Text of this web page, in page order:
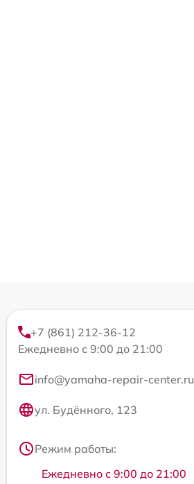
+7 (861) 212-36-12
Ежедневно с 9:00 до 21:00
info@yamaha-repair-center.ru
ул. Будённого, 123
Режим работы:
Ежедневно с 9:00 до 21:00